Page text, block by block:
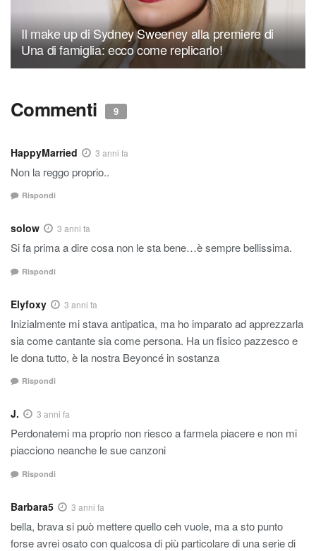
Il make up di Sydney Sweeney alla premiere di
Una di famiglia: ecco come replicarlo!
Commenti 9
HappyMarried 3 anni fa
Non la reggo proprio..
Rispondi
solow 3 anni fa
Si fa prima a dire cosa non le sta bene…è sempre bellissima.
Rispondi
Elyfoxy 3 anni fa
Inizialmente mi stava antipatica, ma ho imparato ad apprezzarla
sia come cantante sia come persona. Ha un fisico pazzesco e
le dona tutto, è la nostra Beyoncé in sostanza
Rispondi
J. 3 anni fa
Perdonatemi ma proprio non riesco a farmela piacere e non mi
piacciono neanche le sue canzoni
Rispondi
Barbara5 3 anni fa
bella, brava si può mettere quello ceh vuole, ma a sto punto
forse avrei osato con qualcosa di più particolare di una serie di